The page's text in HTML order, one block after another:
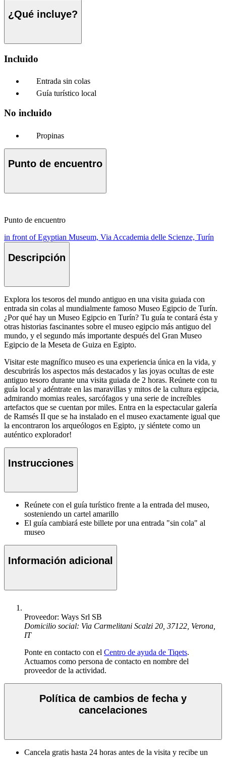
¿Qué incluye?
Incluido
Entrada sin colas
Guía turístico local
No incluido
Propinas
Punto de encuentro
Punto de encuentro
in front of Egyptian Museum, Via Accademia delle Scienze, Turín
Descripción
Explora los tesoros del mundo antiguo en una visita guiada con
entrada sin colas al mundialmente famoso Museo Egipcio de Turín.
¿Por qué hay un Museo Egipcio en Turín? Tu guía te contará ésta y
otras historias fascinantes sobre el museo egipcio más antiguo del
mundo, y el segundo más importante después del Gran Museo
Egipcio de la Meseta de Guiza en Egipto.
Visitar este magnífico museo es una experiencia única en la vida, y
descubrirás los aspectos más destacados y las joyas ocultas de este
antiguo tesoro durante una visita guiada de 2 horas. Reúnete con tu
guía local y adéntrate en las maravillas y mitos de la cultura egipcia,
admirando momias reales, sarcófagos y una serie de increíbles
artefactos que se cuentan por miles. Entra en la espectacular galería
de Ramsés II que se ha instalado en el museo exactamente igual que
la encontraron los arqueólogos en Egipto, ¡y siéntete como un
auténtico explorador!
Instrucciones
Reúnete con el guía turístico frente a la entrada del museo,
sosteniendo un cartel amarillo
El guía cambiará este billete por una entrada "sin cola" al
museo
Información adicional
Proveedor: Ways Srl SB
Domicilio social: Via Carmelitani Scalzi 20, 37122, Verona,
IT
Ponte en contacto con el Centro de ayuda de Tiqets.
Actuamos como persona de contacto en nombre del
proveedor de la actividad.
Política de cambios de fecha y
cancelaciones
Cancela gratis hasta 24 horas antes de la visita y recibe un